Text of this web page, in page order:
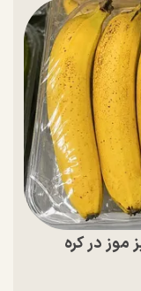
موز در کره